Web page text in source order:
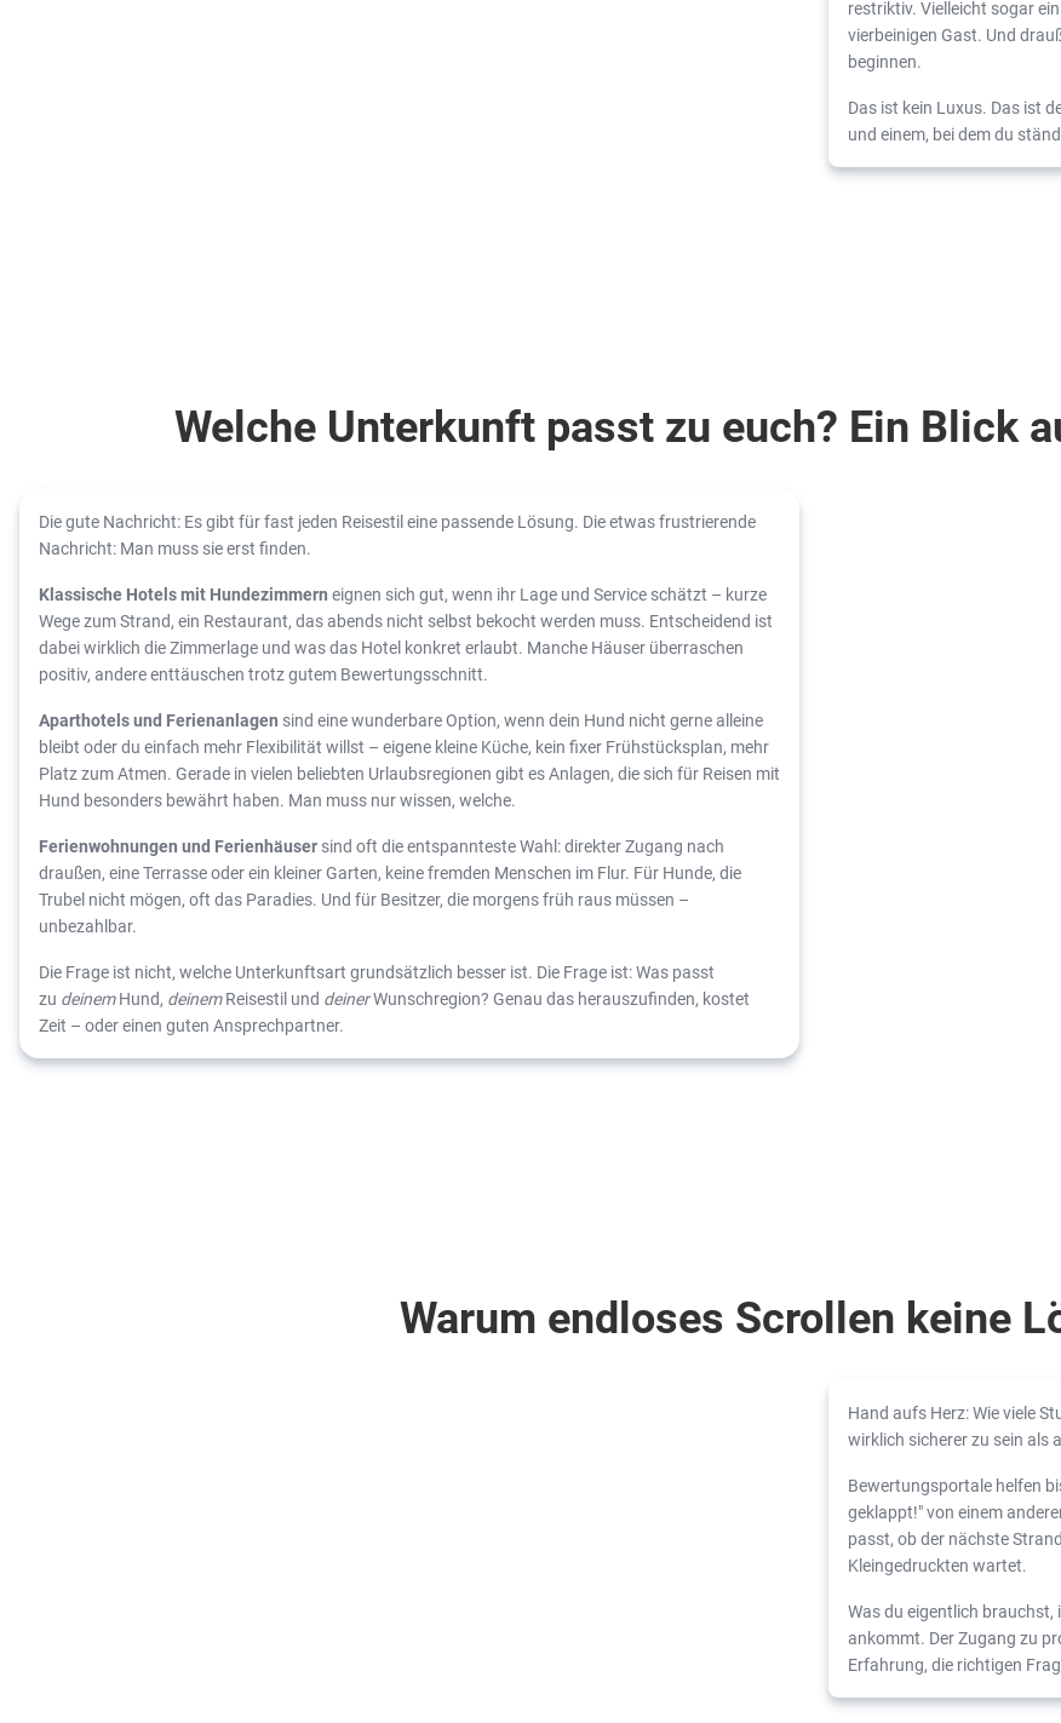
restriktiv. Vielleicht sogar
vierbeinigen Gast. Und
beginnen.
Das ist kein Luxus. Das ist
und einem, bei dem du
Welche Unterkunft passt zu euch? Ein Blick
Die gute Nachricht: Es gibt für fast jeden Reisestil eine passende Lösung. Die etwas frustrierende
Nachricht: Man muss sie erst finden.
Klassische Hotels mit Hundezimmern eignen sich gut, wenn ihr Lage und Service schätzt – kurze
Wege zum Strand, ein Restaurant, das abends nicht selbst bekocht werden muss. Entscheidend ist
dabei wirklich die Zimmerlage und was das Hotel konkret erlaubt. Manche Häuser überraschen
positiv, andere enttäuschen trotz gutem Bewertungsschnitt.
Aparthotels und Ferienanlagen sind eine wunderbare Option, wenn dein Hund nicht gerne alleine
bleibt oder du einfach mehr Flexibilität willst – eigene kleine Küche, kein fixer Frühstücksplan, mehr
Platz zum Atmen. Gerade in vielen beliebten Urlaubsregionen gibt es Anlagen, die sich für Reisen mit
Hund besonders bewährt haben. Man muss nur wissen, welche.
Ferienwohnungen und Ferienhäuser sind oft die entspannteste Wahl: direkter Zugang nach
draußen, eine Terrasse oder ein kleiner Garten, keine fremden Menschen im Flur. Für Hunde, die
Trubel nicht mögen, oft das Paradies. Und für Besitzer, die morgens früh raus müssen –
unbezahlbar.
Die Frage ist nicht, welche Unterkunftsart grundsätzlich besser ist. Die Frage ist: Was passt
zu deinemHund, deinemReisestil und deinerWunschregion? Genau das herauszufinden, kostet
Zeit – oder einen guten Ansprechpartner.
Warum endloses Scrollen keine
Hand aufs Herz: Wie viele
wirklich sicherer zu sein als
Bewertungsportale helfen
geklappt!" von einem
passt, ob der nächste
Kleingedruckten wartet.
Was du eigentlich brauchst,
ankommt. Der Zugang zu
Erfahrung, die richtigen